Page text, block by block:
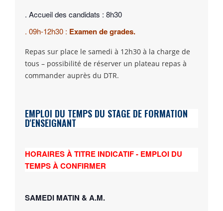
. Accueil des candidats : 8h30
. 09h-12h30 : Examen de grades.
Repas sur place le samedi à 12h30 à la charge de
tous – possibilité de réserver un plateau repas à
commander auprès du DTR.
EMPLOI DU TEMPS DU STAGE DE FORMATION
D'ENSEIGNANT
HORAIRES À TITRE INDICATIF - EMPLOI DU
TEMPS À CONFIRMER
SAMEDI MATIN & A.M.